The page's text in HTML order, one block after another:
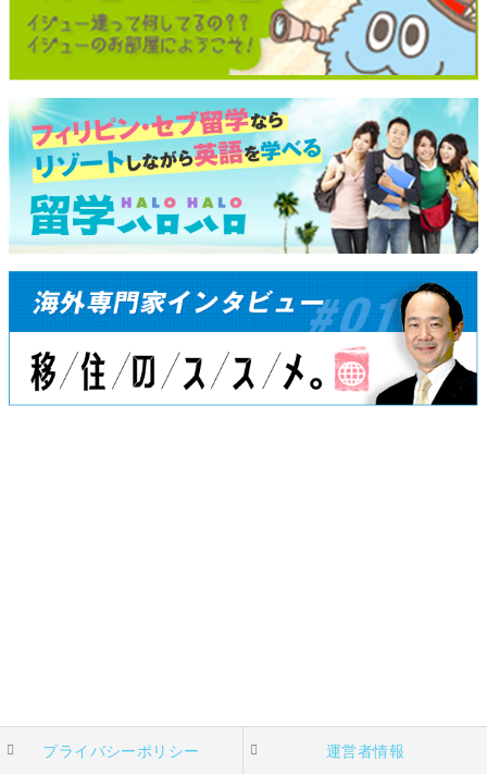
プライバシーポリシー 運営者情報